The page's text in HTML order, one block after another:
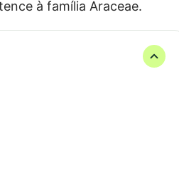
à família Araceae.